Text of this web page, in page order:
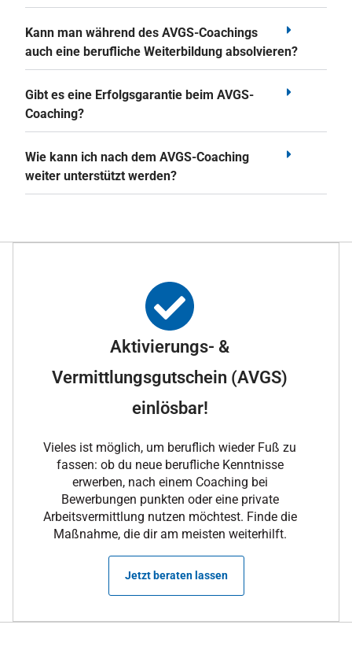
Kann man während des AVGS-Coachings
auch eine berufliche Weiterbildung absolvieren?
Gibt es eine Erfolgsgarantie beim AVGS-
Coaching?
Wie kann ich nach dem AVGS-Coaching
weiter unterstützt werden?
Aktivierungs- &
Vermittlungsgutschein (AVGS)
einlösbar!
Vieles ist möglich, um beruflich wieder Fuß zu
fassen: ob du neue berufliche Kenntnisse
erwerben, nach einem Coaching bei
Bewerbungen punkten oder eine private
Arbeitsvermittlung nutzen möchtest. Finde die
Maßnahme, die dir am meisten weiterhilft.
Jetzt beraten lassen